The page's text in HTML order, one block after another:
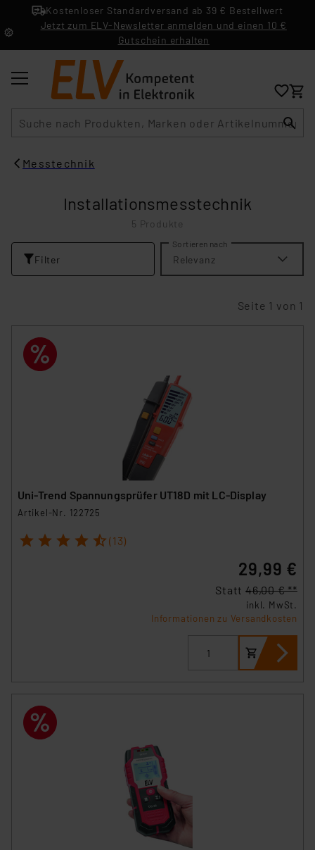
Kostenloser Standardversand ab 39 € Bestellwert
Jetzt zum ELV-Newsletter anmelden und einen 10 €
Gutschein erhalten
Messtechnik
Installationsmesstechnik
5 Produkte
Filter
Sortieren nach
Relevanz
Seite 1 von 1
Uni-Trend Spannungsprüfer UT18D mit LC-Display
Artikel-Nr. 122725
1 2 3 4 5 (13)
29,99 €
Statt 46,00 € **
inkl. MwSt.
Informationen zu Versandkosten